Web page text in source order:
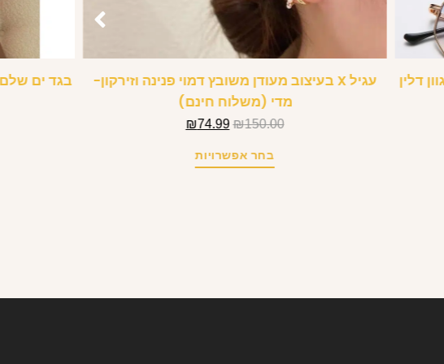
דלין
עגיל X בעיצוב מעודן משובץ דמוי פנינה וזירקון-
מדי (משלוח חינם)
₪150.00
₪74.99
בחר אפשרויות
בגד ים